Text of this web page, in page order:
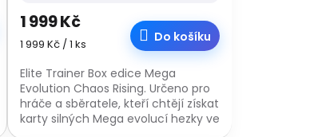
1 999 Kč
Měrná
1 999 Kč / 1 ks Do košíku
Elite Trainer Box edice Mega
Evolution Chaos Rising. Určeno pro
hráče a sběratele, kteří chtějí získat
karty silných Mega evolucí hezky ve